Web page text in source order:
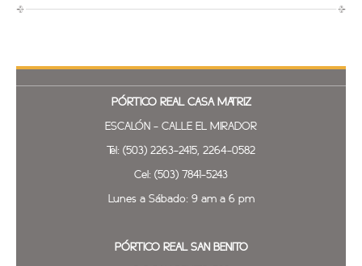
PÓRTICO REAL CASA MATRIZ
ESCALÓN - CALLE EL MIRADOR
Tel: (503) 2263-2415, 2264-0582
Cel: (503) 7841-5243
Lunes a Sábado: 9 am a 6 pm
PÓRTICO REAL SAN BENITO